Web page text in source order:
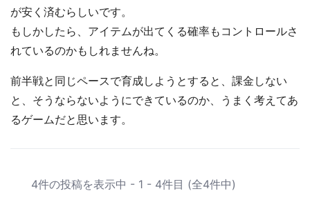
が安く済むらしいです。
もしかしたら、アイテムが出てくる確率もコントロールさ
れているのかもしれませんね。
前半戦と同じペースで育成しようとすると、課金しない
と、そうならないようにできているのか、うまく考えてあ
るゲームだと思います。
4件の投稿を表示中 - 1 - 4件目 (全4件中)